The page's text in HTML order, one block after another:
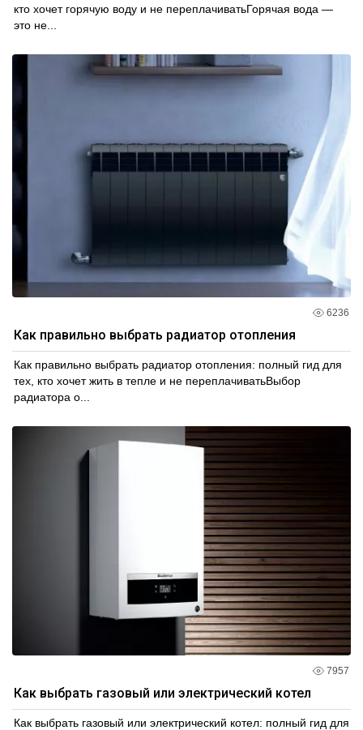
кто хочет горячую воду и не переплачиватьГорячая вода —
это не...
6236
Как правильно выбрать радиатор отопления
Как правильно выбрать радиатор отопления: полный гид для
тех, кто хочет жить в тепле и не переплачиватьВыбор
радиатора о...
7957
Как выбрать газовый или электрический котел
Как выбрать газовый или электрический котел: полный гид для